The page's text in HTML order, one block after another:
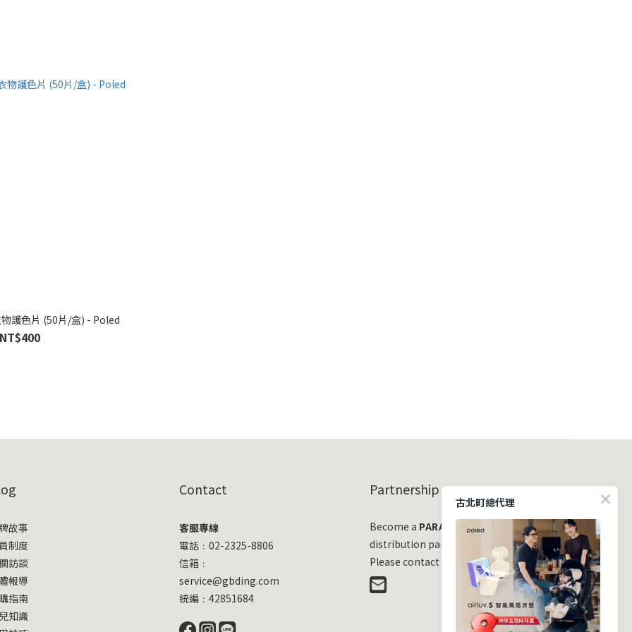
護色片 (50片/盒) - Poled
NT$400
故事
制度
訪談
報導
指南
知識
Contact
客服專線
電話﹕02-2325-8806
信箱﹕
service@gbding.com
統編﹕42851684
Partnership
Become a PARASOL
distribution partner
Please contact us at any time!
古北町總代理